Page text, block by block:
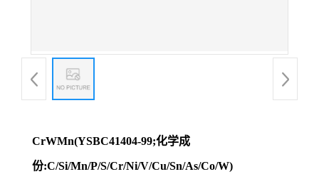
CrWMn(YSBC41404-99;化学成
份:C/Si/Mn/P/S/Cr/Ni/V/Cu/Sn/As/Co/W)